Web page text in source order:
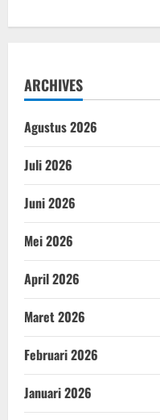
ARCHIVES
Agustus 2026
Juli 2026
Juni 2026
Mei 2026
April 2026
Maret 2026
Februari 2026
Januari 2026